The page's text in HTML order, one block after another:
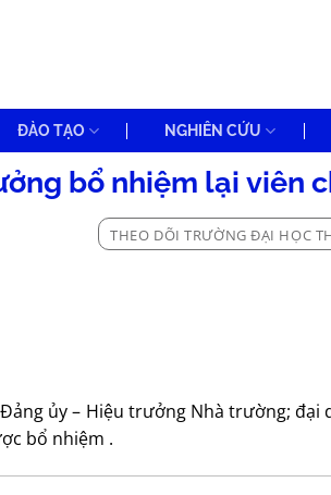
ĐÀO TẠO NGHIÊN CỨU
bổ nhiệm lại viên
THEO DÕI TRƯỜNG ĐẠI HỌC
ủy – Hiệu trưởng Nhà trường; đại
bổ nhiệm .